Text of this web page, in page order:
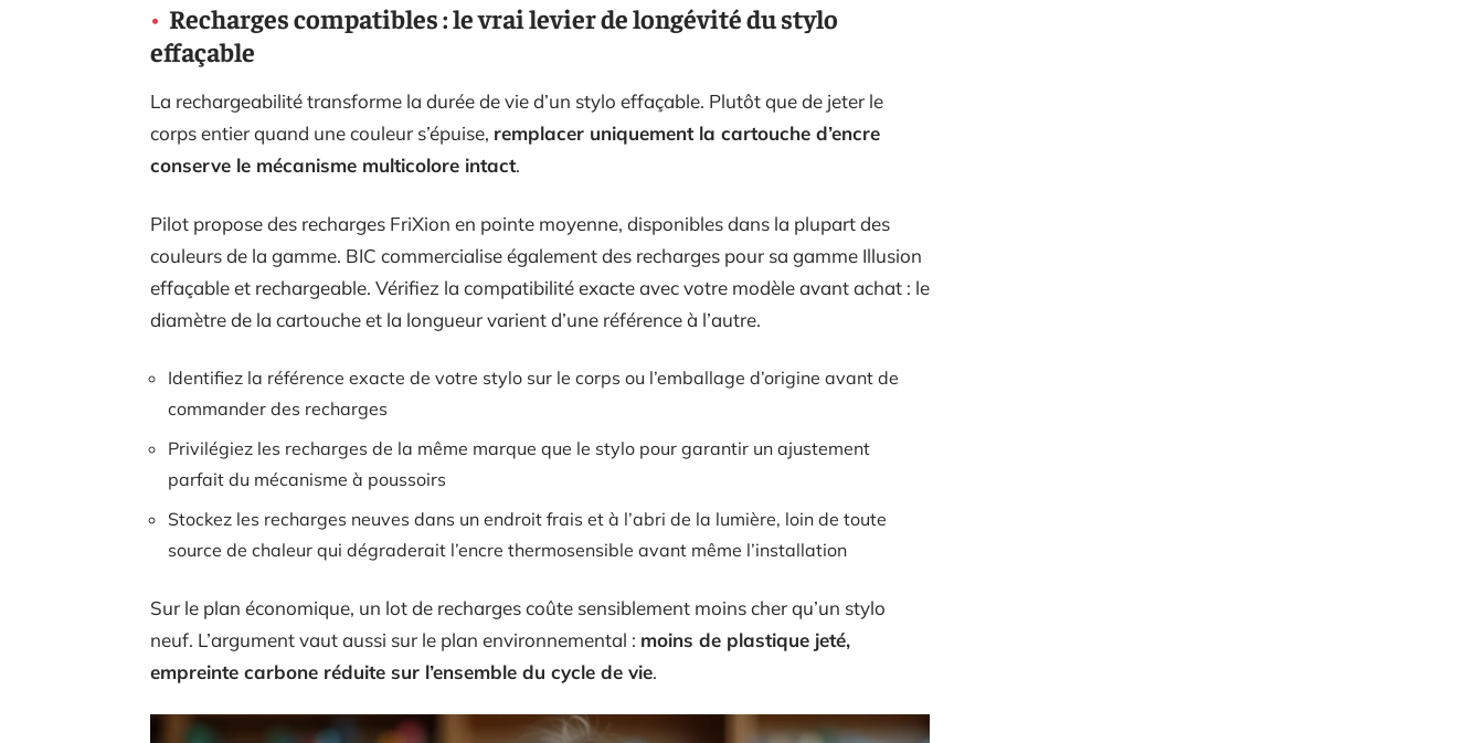
Recharges compatibles : le vrai levier de longévité du stylo
effaçable
La rechargeabilité transforme la durée de vie d’un stylo effaçable. Plutôt que de jeter le
corps entier quand une couleur s’épuise, remplacer uniquement la cartouche d’encre
conserve le mécanisme multicolore intact.
Pilot propose des recharges FriXion en pointe moyenne, disponibles dans la plupart des
couleurs de la gamme. BIC commercialise également des recharges pour sa gamme Illusion
effaçable et rechargeable. Vérifiez la compatibilité exacte avec votre modèle avant achat : le
diamètre de la cartouche et la longueur varient d’une référence à l’autre.
Identifiez la référence exacte de votre stylo sur le corps ou l’emballage d’origine avant de
commander des recharges
Privilégiez les recharges de la même marque que le stylo pour garantir un ajustement
parfait du mécanisme à poussoirs
Stockez les recharges neuves dans un endroit frais et à l’abri de la lumière, loin de toute
source de chaleur qui dégraderait l’encre thermosensible avant même l’installation
Sur le plan économique, un lot de recharges coûte sensiblement moins cher qu’un stylo
neuf. L’argument vaut aussi sur le plan environnemental : moins de plastique jeté,
empreinte carbone réduite sur l’ensemble du cycle de vie.